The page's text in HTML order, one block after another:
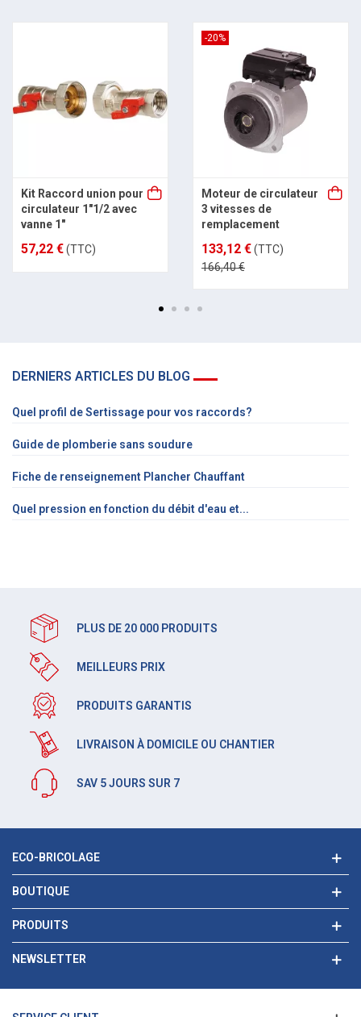
Kit Raccord union pour
circulateur 1"1/2 avec
vanne 1"
57,22 €(TTC)
-20%
Moteur de circulateur
3 vitesses de
remplacement
133,12 €(TTC)
166,40 €
DERNIERS ARTICLES DU BLOG
Quel profil de Sertissage pour vos raccords?
Guide de plomberie sans soudure
Fiche de renseignement Plancher Chauffant
Quel pression en fonction du débit d'eau et...
PLUS DE 20 000 PRODUITS
MEILLEURS PRIX
PRODUITS GARANTIS
LIVRAISON À DOMICILE OU CHANTIER
SAV 5 JOURS SUR 7
ECO-BRICOLAGE
BOUTIQUE
PRODUITS
NEWSLETTER